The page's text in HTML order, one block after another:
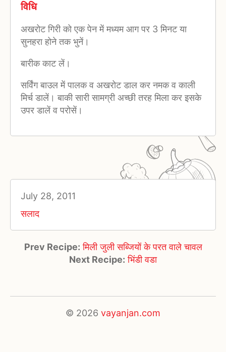
विधि
अखरोट गिरी को एक पेन में मध्यम आग पर 3 मिनट या
सुनहरा होने तक भुनें।
बारीक काट लें।
सर्विंग बाउल में पालक व अखरोट डाल कर नमक व काली
मिर्च डालें। बाकी सारी सामग्री अच्छी तरह मिला कर इसके
उपर डालें व परोसें।
July 28, 2011
सलाद
Prev Recipe: मिली जुली सब्जियों के परत वाले चावल
Next Recipe: भिंडी वडा
© 2026 vayanjan.com